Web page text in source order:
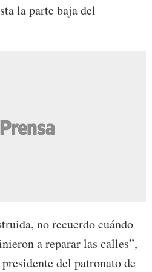
la parte baja del
no recuerdo cuándo
a reparar las calles”,
del patronato de